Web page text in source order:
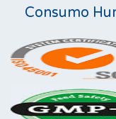
Consumo